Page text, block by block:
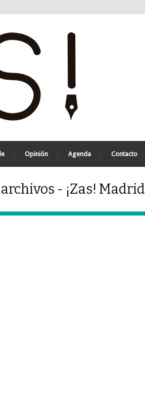
Opinión Agenda Contacto
- ¡Zas! Madrid